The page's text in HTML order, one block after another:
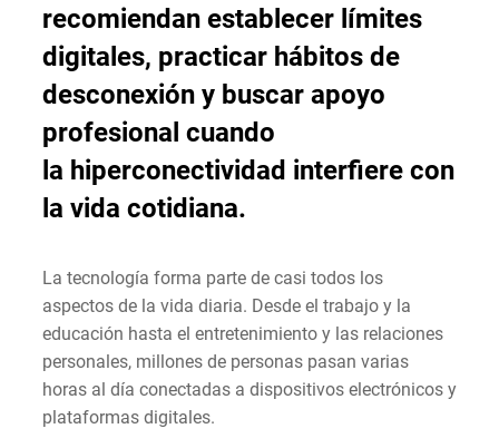
recomiendan establecer límites
digitales, practicar hábitos de
desconexión y buscar apoyo
profesional cuando
la hiperconectividad interfiere con
la vida cotidiana.
La tecnología forma parte de casi todos los
aspectos de la vida diaria. Desde el trabajo y la
educación hasta el entretenimiento y las relaciones
personales, millones de personas pasan varias
horas al día conectadas a dispositivos electrónicos y
plataformas digitales.